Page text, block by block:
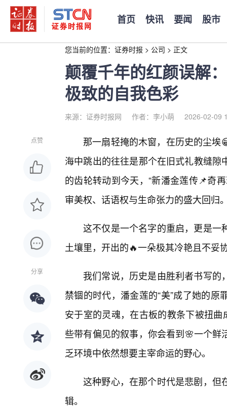
首页 快讯 要闻 股市
您当前的位置： 证券时报 > 公司 > 正文
颠覆千年的红颜误解
极致的自我色彩
来源：证券时报网 作者：李小萌 2026-02-09
点赞
分享
那一扇轻掩的木窗，在历史的尘
海中跳出的往往是那个在旧式礼教缝
的齿轮转动到今天，“新潘金莲传📌奇
审美权、话语权与生命张力的盛大回归
这不仅是一个名字的重启，更是一
土壤里，开出的🔥一朵极其冷艳且不妥
我们常说，历史是由胜利者书写
禁锢的时代，潘金莲的“美”成了她的
安于室的灵魂，在古板的教条下被扭
些带有偏见的叙事，你会看到🌸一个
乏环境中依然想要主宰命运的野心。
这种野心，在那个时代是悲剧，但
辑。